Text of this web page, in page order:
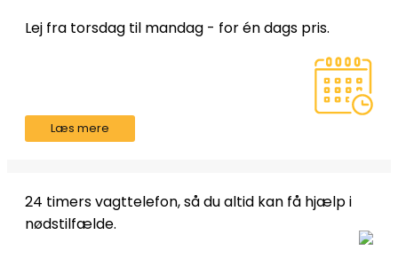
Lej fra torsdag til mandag - for én dags pris.
Læs mere
24 timers vagttelefon, så du altid kan få hjælp i
nødstilfælde.